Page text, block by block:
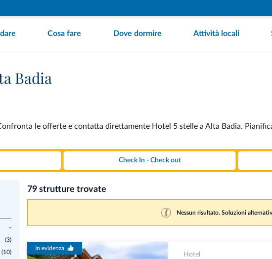
Cosa fare Dove dormire Attività locali
Badia
le offerte e contatta direttamente Hotel 5 stelle a Alta Badia.
-
(3)
(10)
79 strutture trovate
Nessun risultato. Soluzioni
In evidenza
Hotel